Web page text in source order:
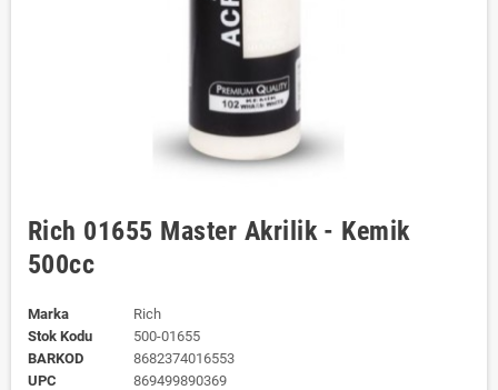
Rich 01655 Master Akrilik - Kemik
500cc
Marka
Rich
Stok Kodu
500-01655
BARKOD
8682374016553
UPC
869499890369